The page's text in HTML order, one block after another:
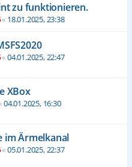
zu funktionieren.
« 18.01.2025, 23:38
«04.01.2025, 22:47
XBox
04.01.2025, 16:30
im Ärmelkanal
«05.01.2025, 22:37